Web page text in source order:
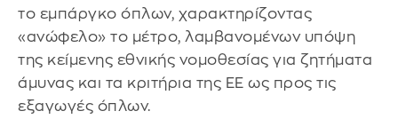
το εμπάργκο όπλων, χαρακτηρίζοντας
«ανώφελο» το μέτρο, λαμβανομένων υπόψη
της κείμενης εθνικής νομοθεσίας για ζητήματα
άμυνας και τα κριτήρια της ΕΕ ως προς τις
εξαγωγές όπλων.